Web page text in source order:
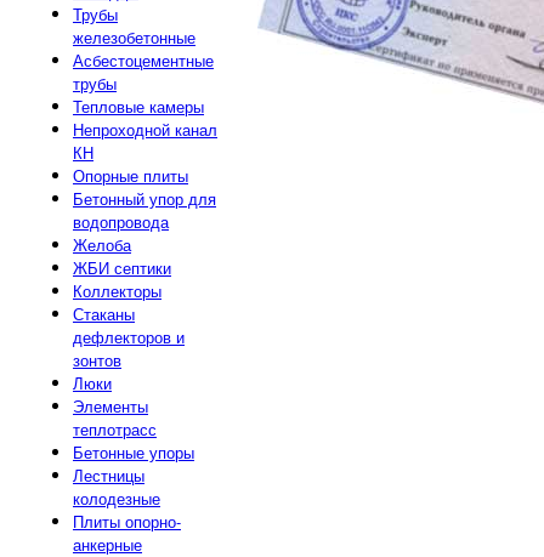
Трубы
железобетонные
Асбестоцементные
трубы
Тепловые камеры
Непроходной канал
КН
Опорные плиты
Бетонный упор для
водопровода
Желоба
ЖБИ септики
Коллекторы
Стаканы
дефлекторов и
зонтов
Люки
Элементы
теплотрасс
Бетонные упоры
Лестницы
колодезные
Плиты опорно-
анкерные